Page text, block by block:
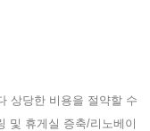
상당한 비용을 절약할 수
및 휴게실 증축/리노베이